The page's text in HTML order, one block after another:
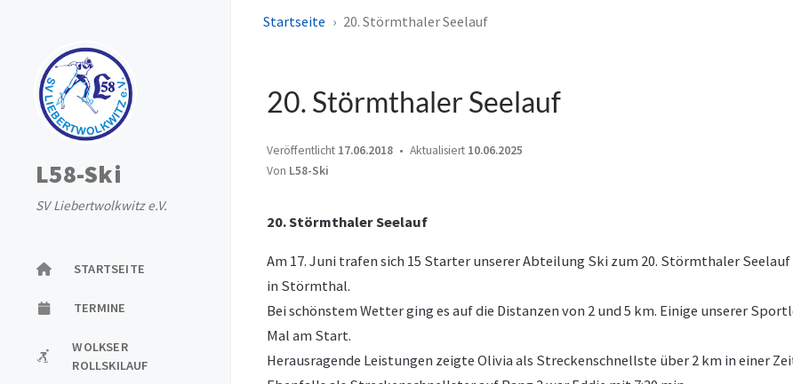
L58-Ski
SV Liebertwolkwitz e.V.
STARTSEITE
TERMINE
WOLKSER
ROLLSKILAUF
Startseite 20. Störmthaler Seelauf
20. Störmthaler Seelauf
Veröffentlicht 17.06.2018 Aktualisiert 10.06.2025
Von L58-Ski
20. Störmthaler Seelauf
Am 17. Juni trafen sich 15 Starter unserer Abteilung Ski zum 20. Störmthaler
in Störmthal.
Bei schönstem Wetter ging es auf die Distanzen von 2 und 5 km. Einige unserer
Mal am Start.
Herausragende Leistungen zeigte Olivia als Streckenschnellste über 2 km in einer